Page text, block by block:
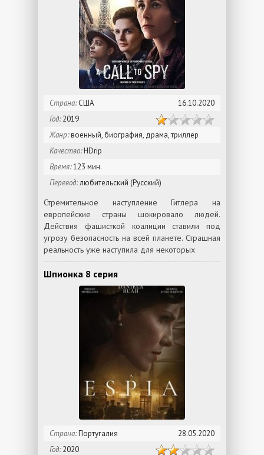
Страна:США
16.10.2020
Год:2019
Жанр:военный, биография, драма, триллер
Качество:HDrip
Время:123 мин.
Перевод:любительский (Русский)
Стремительное наступление Гитлера на
европейские страны шокировало людей.
Действия фашисткой коалиции ставили под
угрозу безопасность на всей планете. Страшная
реальность уже наступила для некоторых
Шпионка 8 серия
Страна:Португалия
28.05.2020
Год:2020